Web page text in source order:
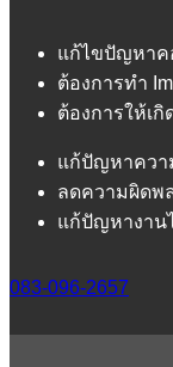
แก้ไขปัญหาค
ต้องการทำ
ต้องการให้เ
แก้ปัญหาควา
ลดความผิดพ
แก้ปัญหางาน
083-096-2657